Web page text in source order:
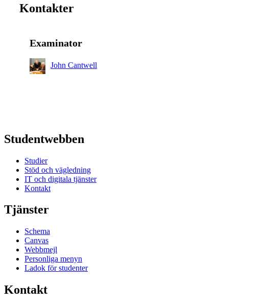
Kontakter
Examinator
John Cantwell
Studentwebben
Studier
Stöd och vägledning
IT och digitala tjänster
Kontakt
Tjänster
Schema
Canvas
Webbmejl
Personliga menyn
Ladok för studenter
Kontakt